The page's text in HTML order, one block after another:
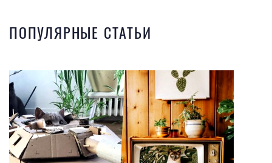
ПОПУЛЯРНЫЕ СТАТЬИ